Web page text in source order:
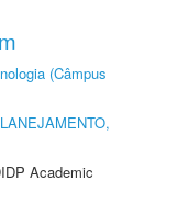
(Câmpus
Academic